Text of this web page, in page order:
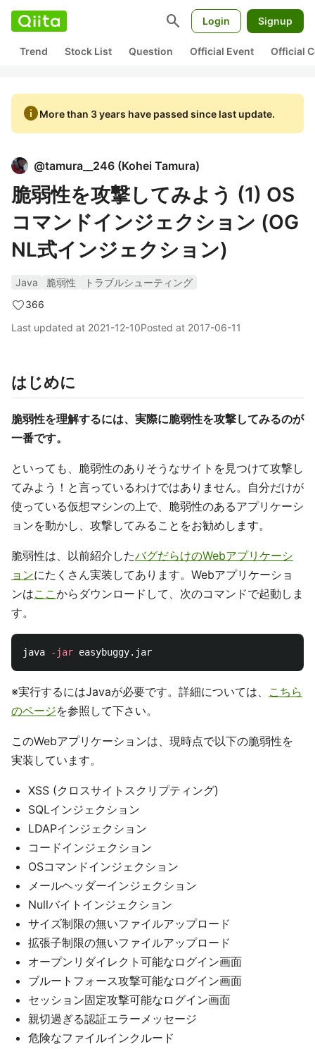
search Login Signup
Trend Stock List Question Official Event Official
infoMore than 3 years have passed since last update.
@tamura__246 (Kohei Tamura)
脆弱性を攻撃してみよう (1) OS
コマンドインジェクション (OG
NL式インジェクション)
Java 脆弱性
トラブルシューティング
366
Last updated at 2021-12-10Posted at 2017-06-11
はじめに
脆弱性を理解するには、実際に脆弱性を攻撃してみるのが
一番です。
といっても、脆弱性のありそうなサイトを見つけて攻撃し
てみよう！と言っているわけではありません。自分だけが
使っている仮想マシンの上で、脆弱性のあるアプリケーシ
ョンを動かし、攻撃してみることをお勧めします。
脆弱性は、以前紹介したバグだらけのWebアプリケーシ
ョンにたくさん実装してあります。Webアプリケーショ
ンはここからダウンロードして、次のコマンドで起動しま
す。
java -jar
※実行するにはJavaが必要です。詳細については、 こちら
のページを参照して下さい。
このWebアプリケーションは、現時点で以下の脆弱性を
実装しています。
XSS (クロスサイトスクリプティング)
SQLインジェクション
LDAPインジェクション
コードインジェクション
OSコマンドインジェクション
メールヘッダーインジェクション
Nullバイトインジェクション
サイズ制限の無いファイルアップロード
拡張子制限の無いファイルアップロード
オープンリダイレクト可能なログイン画面
ブルートフォース攻撃可能なログイン画面
セッション固定攻撃可能なログイン画面
親切過ぎる認証エラーメッセージ
危険なファイルインクルード